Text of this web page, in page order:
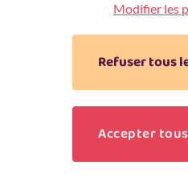
Modifier les
Refuser tous
Accepter